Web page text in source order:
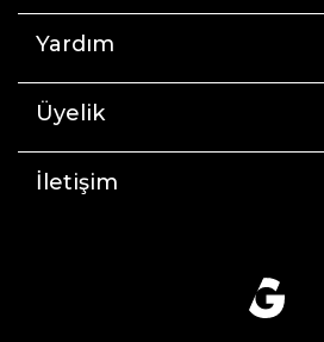
Yardım
Üyelik
İletişim